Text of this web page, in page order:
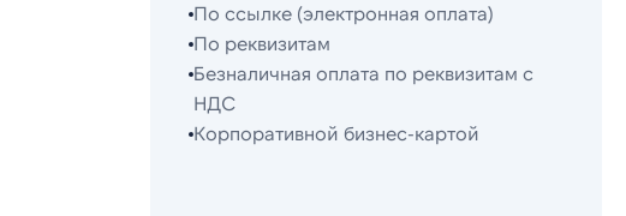
По ссылке (электронная оплата)
По реквизитам
Безналичная оплата по реквизитам с
НДС
Корпоративной бизнес-картой